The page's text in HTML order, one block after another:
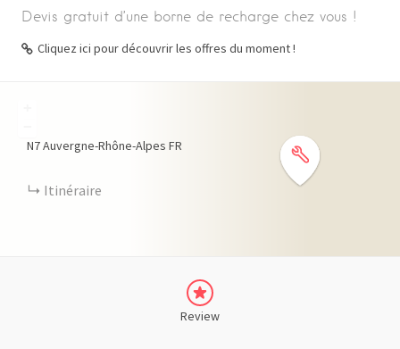
Devis gratuit d’une borne de recharge chez vous !
Cliquez ici pour découvrir les offres du moment !
N7Auvergne-Rhône-Alpes FR
Itinéraire
Review